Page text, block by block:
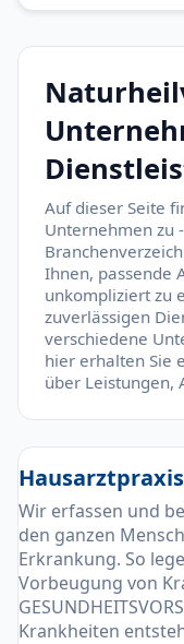
Auf dieser Seite
Unternehmen zu
Ihnen, passende
unkompliziert zu
zuverlässigen
verschiedene
hier erhalten Sie
über Leistungen,
Wir erfassen und
den ganzen
Erkrankung. So
Vorbeugung von
Krankheiten